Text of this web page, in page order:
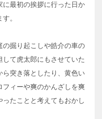
最初の挨拶に行った日か
。
の掘り起こしや皓介の車の
て虎太郎にもさせていた
突き落としたり、黄色い
ィーや爽のかんざしを爽
たことと考えてもおかし